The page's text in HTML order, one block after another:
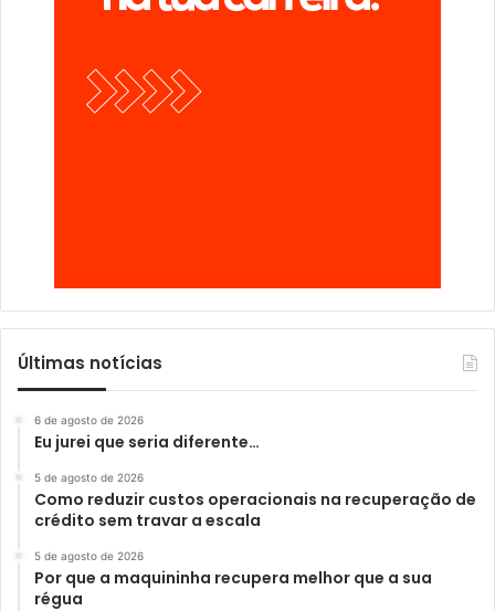
Últimas notícias
6 de agosto de 2026
Eu jurei que seria diferente…
5 de agosto de 2026
Como reduzir custos operacionais na recuperação de
crédito sem travar a escala
5 de agosto de 2026
Por que a maquininha recupera melhor que a sua
régua